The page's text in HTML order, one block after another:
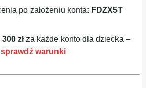
po założeniu konta: FDZX5T
300 złza każde konto dla dziecka –
sprawdź warunki